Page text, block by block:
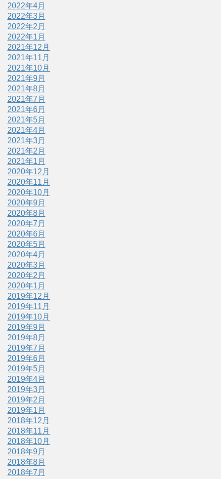
2022年4月
2022年3月
2022年2月
2022年1月
2021年12月
2021年11月
2021年10月
2021年9月
2021年8月
2021年7月
2021年6月
2021年5月
2021年4月
2021年3月
2021年2月
2021年1月
2020年12月
2020年11月
2020年10月
2020年9月
2020年8月
2020年7月
2020年6月
2020年5月
2020年4月
2020年3月
2020年2月
2020年1月
2019年12月
2019年11月
2019年10月
2019年9月
2019年8月
2019年7月
2019年6月
2019年5月
2019年4月
2019年3月
2019年2月
2019年1月
2018年12月
2018年11月
2018年10月
2018年9月
2018年8月
2018年7月